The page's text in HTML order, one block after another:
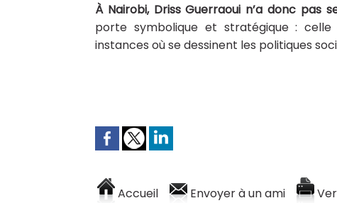
À Nairobi, Driss Guerraoui n’a donc pas
porte symbolique et stratégique : celle
instances où se dessinent les politiques
Accueil Envoyer à un ami